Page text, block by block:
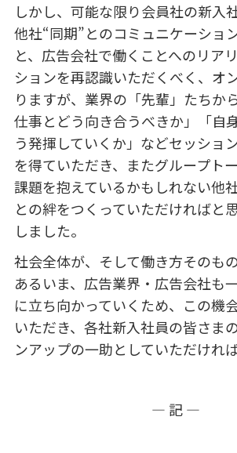
しかし、可能な限り会員社の新入
他社“同期”とのコミュニケーショ
と、広告会社で働くことへのリア
ションを再認識いただくべく、オ
りますが、業界の「先輩」たちか
仕事とどう向き合うべきか」「自
う発揮していくか」などセッショ
を得ていただき、またグループト
課題を抱えているかもしれない他
との絆をつくっていただければと
しました。
社会全体が、そして働き方そのも
あるいま、広告業界・広告会社も
に立ち向かっていくため、この機
いただき、各社新入社員の皆さま
ンアップの一助としていただければ
― 記 ―